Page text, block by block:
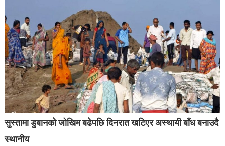
सुस्तामा डुबानको जोखिम बढेपछि दिनरात खटिएर अस्थायी बाँध बनाउदै
स्थानीय